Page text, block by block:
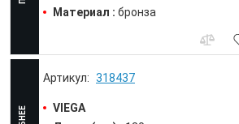
Материал : бронза
318437
VIEGA